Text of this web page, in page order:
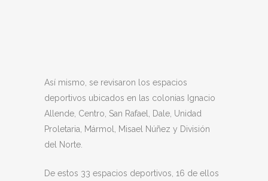
Así mismo, se revisaron los espacios
deportivos ubicados en las colonias Ignacio
Allende, Centro, San Rafael, Dale, Unidad
Proletaria, Mármol, Misael Núñez y División
del Norte.
De estos 33 espacios deportivos, 16 de ellos